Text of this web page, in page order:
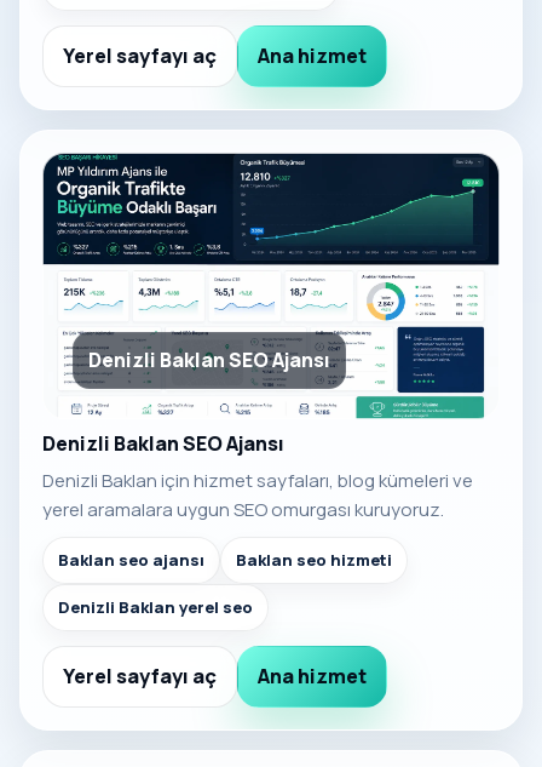
Yerel sayfayı aç Ana hizmet
Denizli Baklan SEO Ajansı
Denizli Baklan SEO Ajansı
Denizli Baklan için hizmet sayfaları, blog kümeleri ve
yerel aramalara uygun SEO omurgası kuruyoruz.
Baklan seo ajansı Baklan seo hizmeti
Denizli Baklan yerel seo
Yerel sayfayı aç Ana hizmet